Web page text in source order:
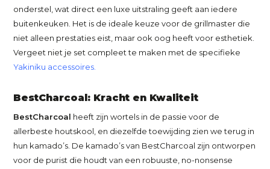
onderstel, wat direct een luxe uitstraling geeft aan iedere
buitenkeuken. Het is de ideale keuze voor de grillmaster die
niet alleen prestaties eist, maar ook oog heeft voor esthetiek.
Vergeet niet je set compleet te maken met de specifieke
Yakiniku accessoires
BestCharcoal: Kracht en Kwaliteit
BestCharcoal heeft zijn wortels in de passie voor de
allerbeste houtskool, en diezelfde toewijding zien we terug in
hun kamado’s. De kamado’s van BestCharcoal zijn ontworpen
voor de purist die houdt van een robuuste, no-nonsense